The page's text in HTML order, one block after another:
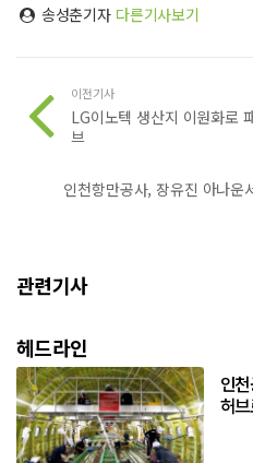
송성춘기자 다른기사보기
이전기사
LG이노텍 생산지 이원화로
브
인천항만공사, 장유진 아나운
관련기사
헤드라인
인
허